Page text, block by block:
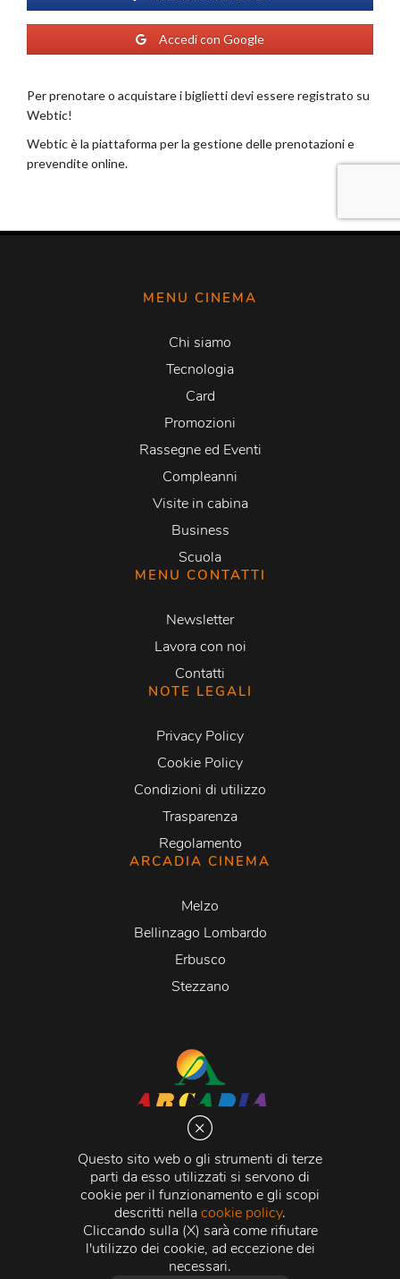
Questo sito web o gli strumenti di terze
parti da esso utilizzati si servono di
cookie per il funzionamento e gli scopi
descritti nellacookie policy.
Cliccando sulla (X) sarà come rifiutare
l'utilizzo dei cookie, ad eccezione dei
necessari.
MENU CINEMA
Chi siamo
Tecnologia
Card
Promozioni
Rassegne ed Eventi
Compleanni
Visite in cabina
Business
Scuola
MENU CONTATTI
Newsletter
Lavora con noi
Contatti
NOTE LEGALI
Privacy Policy
Cookie Policy
Condizioni di utilizzo
Trasparenza
Regolamento
ARCADIA CINEMA
Melzo
Bellinzago Lombardo
Erbusco
Stezzano
Via Martiri della Libertà 20066 Melzo (MI)
C.C.I.A.A. - R.E.A di Milano n. 1427910
Registro delle Imprese di Milano n. 338392 -
Fiscale e Partita Iva11015840157 | Capitale Sociale
500.000,00 i.v.
Credits:Crea Informatica S.r.l. 2026 © Tutti i diritti
riservati.